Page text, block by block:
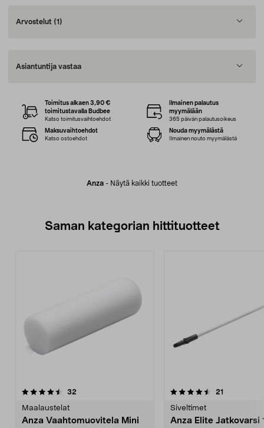
Arvostelut (1)
Asiantuntija vastaa
Anza - Näytä kaikki tuotteet
Toimitus alkaen 3,90 €
toimitustavalla Budbee
Katso toimitusvaihtoehdot
Ilmainen palautus
myymälään
365 päivän palautusoikeus
Maksuvaihtoehdot
Katso ostoehdot
Nouda myymälästä
Ilmainen nouto myymälästä
Saman kategorian hittituotteet
32
Maalaustelat
Anza Vaahtomuovitela Mini
4.5 viidestä
21
Siveltimet
Anza Elite Jatkovarsi
4.5 viidestä